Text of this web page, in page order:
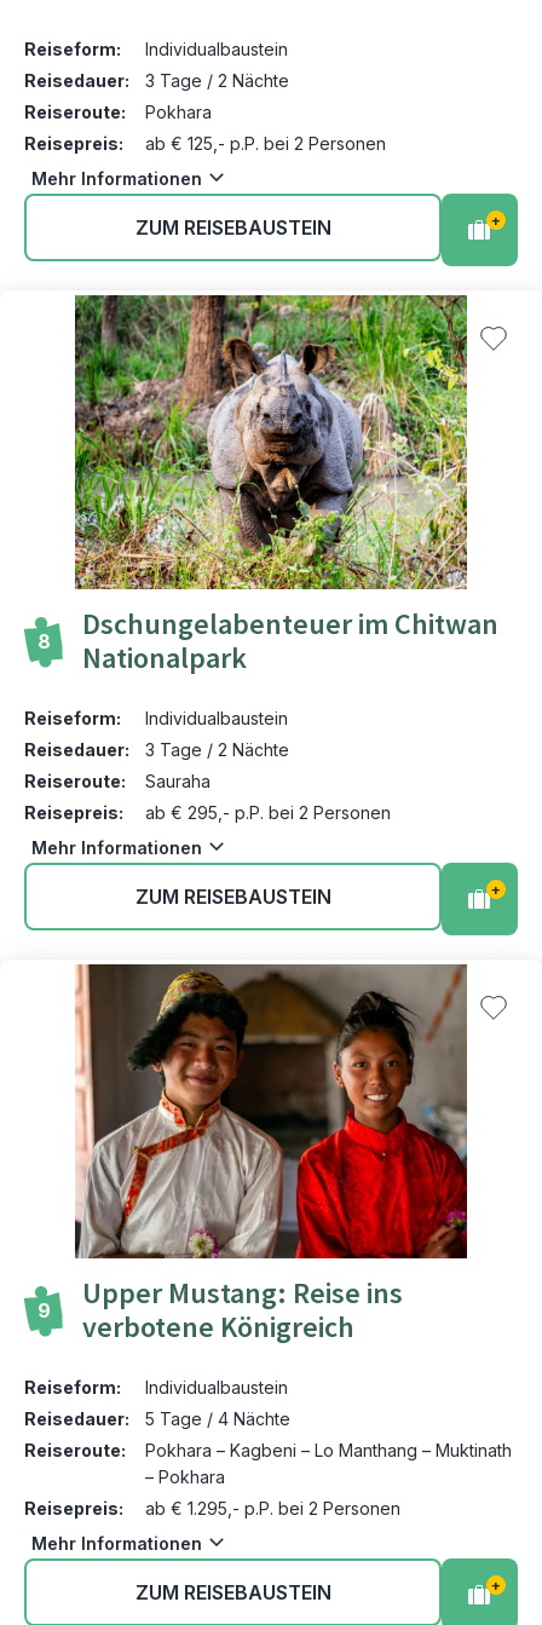
Reiseform:
Individualbaustein
Reisedauer:
3 Tage / 2 Nächte
Reiseroute:
Pokhara
Reisepreis:
ab € 125,- p.P. bei 2 Personen
Mehr Informationen
ZUM REISEBAUSTEIN +
8
Dschungelabenteuer im Chitwan
Nationalpark
Reiseform:
Individualbaustein
Reisedauer:
3 Tage / 2 Nächte
Reiseroute:
Sauraha
Reisepreis:
ab € 295,- p.P. bei 2 Personen
Mehr Informationen
ZUM REISEBAUSTEIN +
9
Upper Mustang: Reise ins
verbotene Königreich
Reiseform:
Individualbaustein
Reisedauer:
5 Tage / 4 Nächte
Reiseroute:
Pokhara – Kagbeni – Lo Manthang – Muktinath
– Pokhara
Reisepreis:
ab € 1.295,- p.P. bei 2 Personen
Mehr Informationen
ZUM REISEBAUSTEIN +